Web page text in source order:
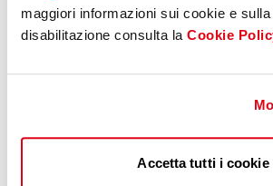
maggiori informazioni sui cookie e sulla
disabilitazione consulta la Cookie
Accetta tutti i cookie
Assicurazione
Manutenzione e